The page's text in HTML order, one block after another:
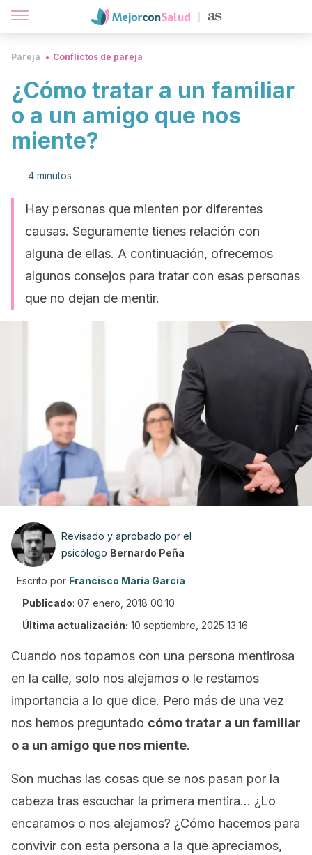
Pareja Conflictos de pareja
¿Cómo tratar a un familiar
o a un amigo que nos
miente?
4 minutos
Hay personas que mienten por diferentes
causas. Seguramente tienes relación con
alguna de ellas. A continuación, ofrecemos
algunos consejos para tratar con esas personas
que no dejan de mentir.
Revisado y aprobado por el
psicólogo Bernardo Peña
Escrito por Francisco María García
Publicado: 07 enero, 2018 00:10
Última actualización: 10 septiembre, 2025 13:16
Cuando nos topamos con una persona mentirosa
en la calle, solo nos alejamos o le restamos
importancia a lo que dice. Pero más de una vez
nos hemos preguntado cómo tratar a un familiar
o a un amigo que nos miente.
Son muchas las cosas que se nos pasan por la
cabeza tras escuchar la primera mentira… ¿Lo
encaramos o nos alejamos? ¿Cómo hacemos para
convivir con esta persona a la que apreciamos,